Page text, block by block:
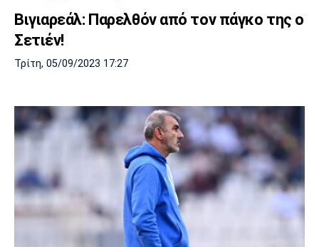
Bιγιαρεάλ: Παρελθόν από τον πάγκο της ο
Σετιέν!
Τρίτη, 05/09/2023 17:27